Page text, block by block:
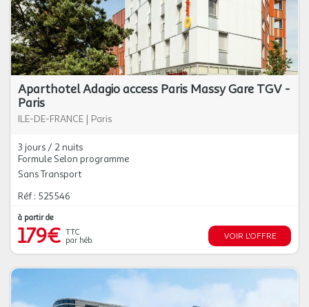
Aparthotel Adagio access Paris Massy Gare TGV -
Paris
ILE-DE-FRANCE | Paris
3 jours / 2 nuits
Formule Selon programme
Sans Transport
Réf : 525546
à partir de
179€ TTC
par héb.
VOIR L'OFFRE